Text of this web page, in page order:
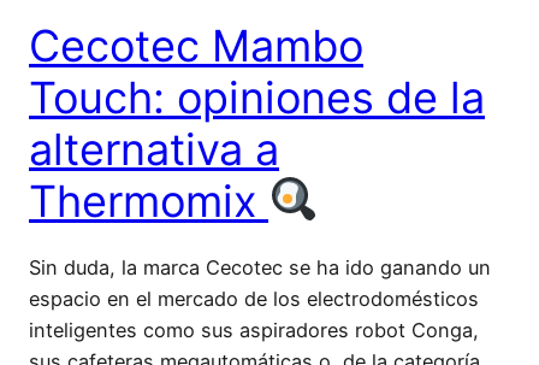
Cecotec Mambo
Touch: opiniones de la
alternativa a
Thermomix
Sin duda, la marca Cecotec se ha ido ganando un
espacio en el mercado de los electrodomésticos
inteligentes como sus aspiradores robot Conga,